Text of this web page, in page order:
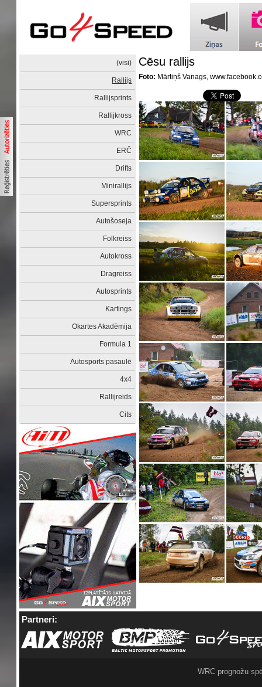
(visi)
Rallijs
Rallijsprints
Rallijkross
WRC
ERČ
Drifts
Minirallijs
Supersprints
Autošoseja
Folkreiss
Autokross
Dragreiss
Autosprints
Kartings
Okartes Akadēmija
Formula 1
Autosports pasaulē
4x4
Rallijreids
Cits
Cēsu rallijs
Foto: Mārtiņš Vanags,
Partneri:
WRC prognožu